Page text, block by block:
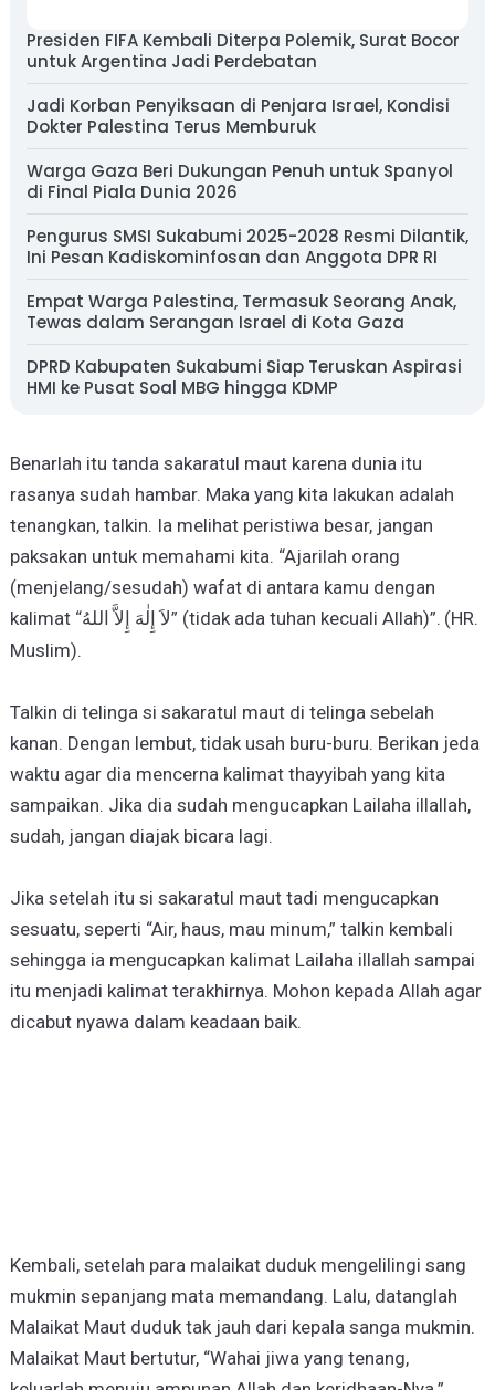
Presiden FIFA Kembali Diterpa Polemik, Surat Bocor
untuk Argentina Jadi Perdebatan
Jadi Korban Penyiksaan di Penjara Israel, Kondisi
Dokter Palestina Terus Memburuk
Warga Gaza Beri Dukungan Penuh untuk Spanyol
di Final Piala Dunia 2026
Pengurus SMSI Sukabumi 2025-2028 Resmi Dilantik,
Ini Pesan Kadiskominfosan dan Anggota DPR RI
Empat Warga Palestina, Termasuk Seorang Anak,
Tewas dalam Serangan Israel di Kota Gaza
DPRD Kabupaten Sukabumi Siap Teruskan Aspirasi
HMI ke Pusat Soal MBG hingga KDMP
Benarlah itu tanda sakaratul maut karena dunia itu
rasanya sudah hambar. Maka yang kita lakukan adalah
tenangkan, talkin. Ia melihat peristiwa besar, jangan
paksakan untuk memahami kita. “Ajarilah orang
(menjelang/sesudah) wafat di antara kamu dengan
kalimat “
لاَ إِلٰهَ إِلاَّ اللهُ
” (tidak ada tuhan kecuali Allah)”. (HR.
Muslim).
Talkin di telinga si sakaratul maut di telinga sebelah
kanan. Dengan lembut, tidak usah buru-buru. Berikan jeda
waktu agar dia mencerna kalimat thayyibah yang kita
sampaikan. Jika dia sudah mengucapkan Lailaha illallah,
sudah, jangan diajak bicara lagi.
Jika setelah itu si sakaratul maut tadi mengucapkan
sesuatu, seperti “Air, haus, mau minum,” talkin kembali
sehingga ia mengucapkan kalimat Lailaha illallah sampai
itu menjadi kalimat terakhirnya. Mohon kepada Allah agar
dicabut nyawa dalam keadaan baik.
Kembali, setelah para malaikat duduk mengelilingi sang
mukmin sepanjang mata memandang. Lalu, datanglah
Malaikat Maut duduk tak jauh dari kepala sanga mukmin.
Malaikat Maut bertutur, “Wahai jiwa yang tenang,